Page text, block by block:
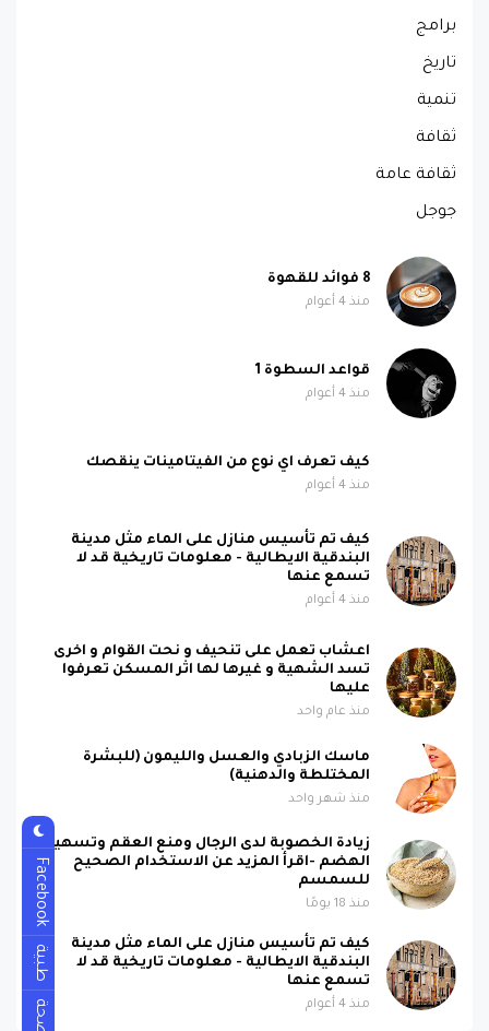
برامج
تاريخ
تنمية
ثقافة
ثقافة عامة
جوجل
8 فوائد للقهوة
منذ 4 أعوام
قواعد السطوة 1
منذ 4 أعوام
كيف تعرف اي نوع من الفيتامينات ينقصك
منذ 4 أعوام
كيف تم تأسيس منازل على الماء مثل مدينة
البندقية الايطالية - معلومات تاريخية قد لا
تسمع عنها
منذ 4 أعوام
اعشاب تعمل على تنحيف و نحت القوام و اخرى
تسد الشهية و غيرها لها اثر المسكن تعرفوا
عليها
منذ عام واحد
ماسك الزبادي والعسل والليمون (للبشرة
المختلطة والدهنية)
منذ شهر واحد
زيادة الخصوبة لدى الرجال ومنع العقم وتسهيل
الهضم -اقرأ المزيد عن الاستخدام الصحيح
للسمسم
منذ 18 يومًا
كيف تم تأسيس منازل على الماء مثل مدينة
البندقية الايطالية - معلومات تاريخية قد لا
تسمع عنها
منذ 4 أعوام
Facebook
طبية
صحة